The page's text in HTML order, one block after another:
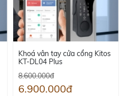
Khoá vân tay cửa cổng Kitos
KT-DL04 Plus
8.600.000đ
6.900.000đ